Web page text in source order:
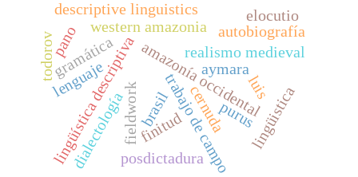
trabajo de campo
amazonía occidental
lingüística descriptiva
fieldwork
western amazonia
descriptive linguistics
dialectología
aymara
gramática
lingüistica
brasil
realismo medieval
cernuda luis
lenguaje
pano
purus
finitud
autobiografía
posdictadura
elocutio
todorov